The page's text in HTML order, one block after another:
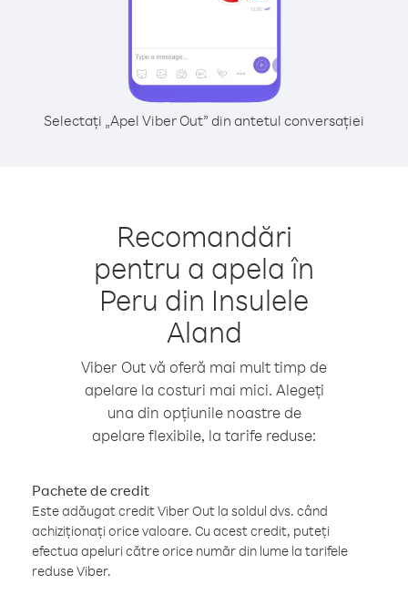
Selectați „Apel Viber Out” din antetul conversației
Recomandări
pentru a apela în
Peru din Insulele
Aland
Viber Out vă oferă mai mult timp de
apelare la costuri mai mici. Alegeți
una din opțiunile noastre de
apelare flexibile, la tarife reduse:
Pachete de credit
Este adăugat credit Viber Out la soldul dvs. când
achiziționați orice valoare. Cu acest credit, puteți
efectua apeluri către orice număr din lume la tarifele
reduse Viber.